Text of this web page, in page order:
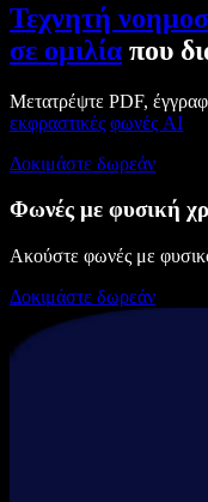
Τεχνητή
σε ομιλία που
Μετατρέψτε PDF,
εκφραστικές φωνές AI
Δοκιμάστε δωρεάν
Φωνές με φυσική
Ακούστε φωνές με
Δοκιμάστε δωρεάν